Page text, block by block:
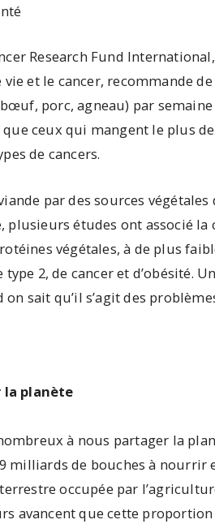
Research Fund
et le cancer, recommande
porc, agneau) par
que ceux qui mangent le plus
de cancers.
par des sources
plusieurs études ont associé la
végétales, à de plus
2, de cancer et d’obésité.
sait qu’il s’agit des
la planète
à nous partager la
milliards de bouches à nourrir
occupée par
avancent que cette proportion